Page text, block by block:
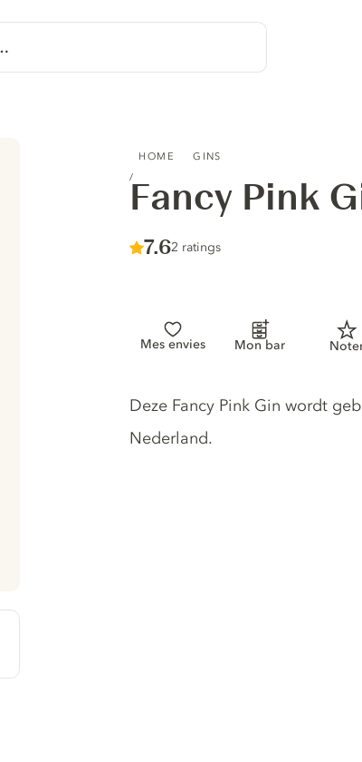
HOME GINS
Fancy Pink
Score :
7.6/ 10
2 ratings
Mes envies Mon bar
Gin description
Deze Fancy Pink Gin wordt
Nederland.